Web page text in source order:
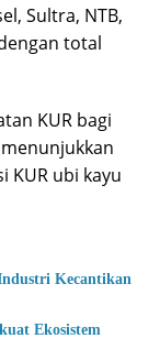
Sultra, NTB,
total
KUR bagi
KUR ubi kayu
Kecantikan
Ekosistem